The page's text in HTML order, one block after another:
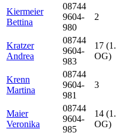
Kiermeier
Bettina
08744
9604-
980
2
Kratzer
Andrea
08744
9604-
983
17 (1.
OG)
Krenn
Martina
08744
9604-
981
3
Maier
Veronika
08744
9604-
985
14 (1.
OG)